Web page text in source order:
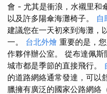
會 - 尤其是衝浪，水襯里和
以及許多陽傘海灘椅子。 自
建議您在一天初來到海灘，
一。 台北外燴 重要的是，
作夥伴辦公室。 從布達佩
城市都是季節的直接飛行。
的道路網絡通常發達，可以
臘擁有廣泛的國家公路網絡